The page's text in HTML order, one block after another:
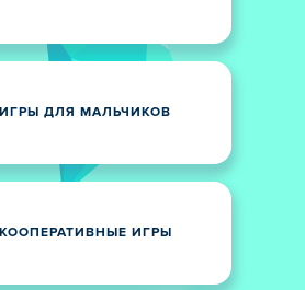
ИГРЫ ДЛЯ МАЛЬЧИКОВ
КООПЕРАТИВНЫЕ ИГРЫ